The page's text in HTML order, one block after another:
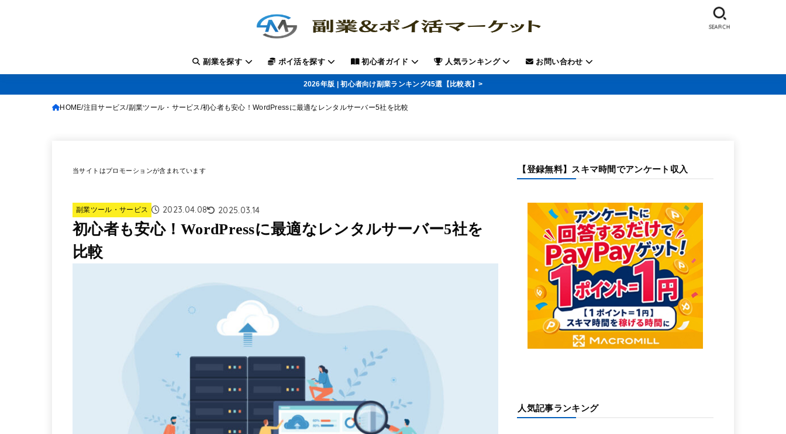
副業を探す ポイ活を探す 初心者ガイド 人気ランキング お問い合わせ
SEARCH
2026年版 | 初心者向け副業ランキング45選【比較表】>
HOME 注目サービス 副業ツール・サービス 初心者も安心！WordPressに最適なレンタルサーバー5社を比較
当サイトはプロモーションが含まれています
副業ツール・サービス 2023.04.08 2025.03.14
初心者も安心！WordPressに最適なレンタルサーバー5社を
比較
【登録無料】スキマ時間でアンケート収入
人気記事ランキング